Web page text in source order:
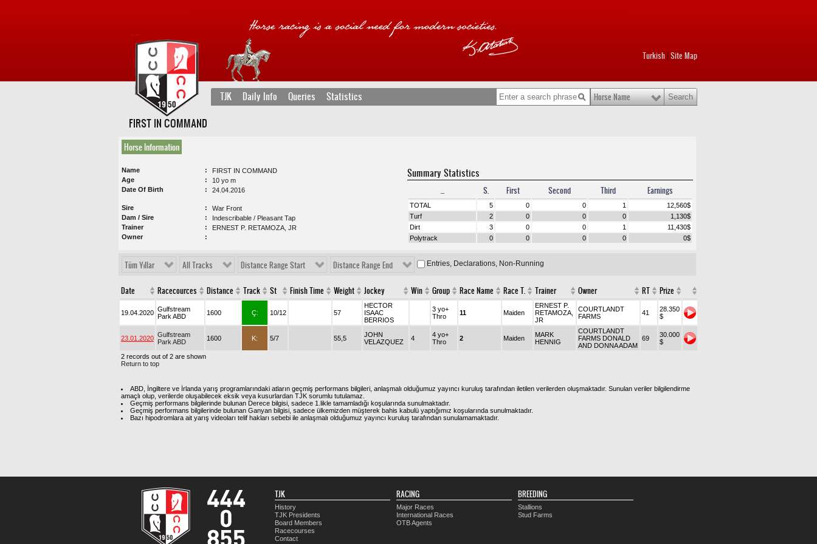
Turkish Site Map
TJK Daily Info Queries Statistics Horse Name
FIRST IN COMMAND
Horse Information
Name
FIRST IN COMMAND
Age
10 yo m
Date Of Birth
24.04.2016
Sire
War Front
Dam / Sire
Indescribable / Pleasant Tap
Trainer
ERNEST P. RETAMOZA, JR
Owner
Summary Statistics
... S. First Second Third Earnings
TOTAL 5 0 0 1 12,560$
Turf
2 0 0 0 1,130$
Dirt
3 0 0 1 11,430$
Polytrack
0 0 0 0 0$
Tüm Yıllar All Tracks Distance Range Start Distance Range End Entries, Declarations, Non-Running
Date Racecources Distance Track St Finish Time Weight Jockey Win Group Race Name Race T. Trainer Owner RT Prize
19.04.2020 Gulfstream
Park ABD
1600 Ç: 10/12 57
HECTOR
ISAAC
BERRIOS
3 yo+
Thro
11 Maiden
ERNEST P.
RETAMOZA,
JR
COURTLANDT
FARMS
41
28.350
$
23.01.2020 Gulfstream
Park ABD
1600 K: 5/7 55,5
JOHN
VELAZQUEZ
4
4 yo+
Thro
2 Maiden
MARK
HENNIG
COURTLANDT
FARMS DONALD
AND DONNA ADAM
69
30.000
$
2 records out of 2 are shown
Return to top
ABD, İngiltere ve İrlanda yarış programlarındaki atların geçmiş performans bilgileri, anlaşmalı olduğumuz yayıncı kuruluş tarafından iletilen verilerden oluşmaktadır. Sunulan veriler bilgilendirme
amaçlı olup, verilerde oluşabilecek eksik veya kusurlardan TJK sorumlu tutulamaz.
Geçmiş performans bilgilerinde bulunan Derece bilgisi, sadece 1.likle tamamladığı koşularında sunulmaktadır.
Geçmiş performans bilgilerinde bulunan Ganyan bilgisi, sadece ülkemizden müşterek bahis kabulü yaptığımız koşularında sunulmaktadır.
Bazı hipodromlara ait yarış videoları telif hakları sebebi ile anlaşmalı olduğumuz yayıncı kuruluş tarafından sunulamamaktadır.
TJK
History
TJK Presidents
Board Members
Racecourses
Contact
RACING
Major Races
International Races
OTB Agents
BREEDING
Stallions
Stud Farms